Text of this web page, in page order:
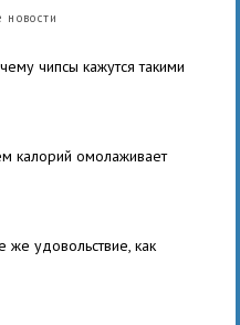
новости
чипсы кажутся такими
калорий омолаживает
же удовольствие, как